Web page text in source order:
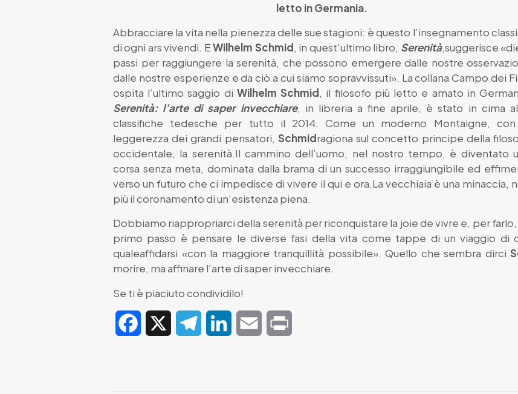
letto in Germania.
Abbracciare la vita nella pienezza delle sue stagioni: è questo l’insegnamento
di ogni ars vivendi. EWilhelm Schmid, in quest’ultimo libro, Serenità,suggerisce
passi per raggiungere la serenità, che possono emergere dalle nostre
dalle nostre esperienze e da ciò a cui siamo sopravvissuti». La collana Campo dei
ospita l’ultimo saggio di Wilhelm Schmid, il filosofo più letto e amato in
Serenità: l’arte di saper invecchiare, in libreria a fine aprile, è stato in cima
classifiche tedesche per tutto il 2014. Come un moderno Montaigne,
leggerezza dei grandi pensatori, Schmidragiona sul concetto principe della
occidentale, la serenità.Il cammino dell’uomo, nel nostro tempo, è diventato
corsa senza meta, dominata dalla brama di un successo irraggiungibile ed
verso un futuro che ci impedisce di vivere il qui e ora.La vecchiaia è una minaccia,
più il coronamento di un’esistenza piena.
Dobbiamo riappropriarci della serenità per riconquistare la joie de vivre e, per farlo,
primo passo è pensare le diverse fasi della vita come tappe di un viaggio di
qualeaffidarsi «con la maggiore tranquillità possibile». Quello che sembra dirci
morire, ma affinare l’arte di saper invecchiare.
Se ti è piaciuto condividilo!
Facebook TelegramLinkedIn Email